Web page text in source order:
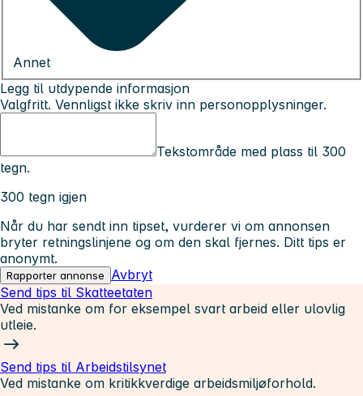
Annet
Legg til utdypende informasjon
Valgfritt. Vennligst ikke skriv inn personopplysninger.
Tekstområde med plass til 300
tegn.
300 tegn igjen
Når du har sendt inn tipset, vurderer vi om annonsen
bryter retningslinjene og om den skal fjernes. Ditt tips er
anonymt.
Rapporter annonse
Avbryt
Send tips til Skatteetaten
Ved mistanke om for eksempel svart arbeid eller ulovlig
utleie.
Send tips til Arbeidstilsynet
Ved mistanke om kritikkverdige arbeidsmiljøforhold.